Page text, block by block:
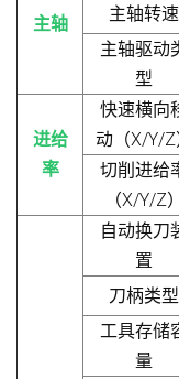
主轴
主轴转速
主轴驱动
型
进给
率
快速横向
动（X/Y/Z
切削进给
（X/Y/Z）
自动换刀
置
刀柄类型
工具存储
量